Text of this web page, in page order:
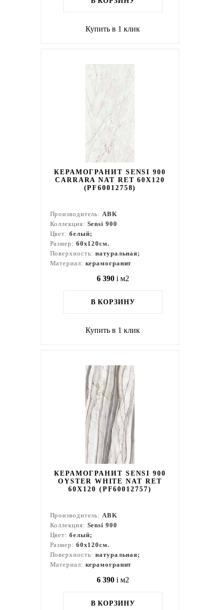
Купить в 1 клик
КЕРАМОГРАНИТ SENSI 900
CARRARA NAT RET 60X120
(PF60012758)
Производитель:ABK
Коллекция: Sensi 900
Цвет: белый;
Размер: 60x120см.
Поверхность:натуральная;
Материал: керамогранит
6 390 i м2
В КОРЗИНУ
Купить в 1 клик
КЕРАМОГРАНИТ SENSI 900
OYSTER WHITE NAT RET
60X120 (PF60012757)
Производитель:ABK
Коллекция: Sensi 900
Цвет: белый;
Размер: 60x120см.
Поверхность:натуральная;
Материал: керамогранит
6 390 i м2
В КОРЗИНУ